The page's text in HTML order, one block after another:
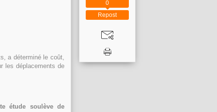
a déterminé le coût,
les déplacements de
étude soulève de
Repost
0